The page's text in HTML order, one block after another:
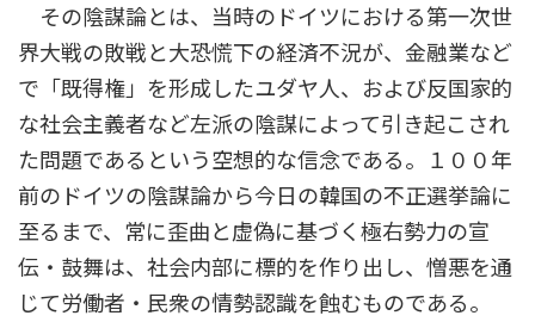
その陰謀論とは、当時のドイツにおける第一次世
界大戦の敗戦と大恐慌下の経済不況が、金融業など
で「既得権」を形成したユダヤ人、および反国家的
な社会主義者など左派の陰謀によって引き起こされ
た問題であるという空想的な信念である。１００年
前のドイツの陰謀論から今日の韓国の不正選挙論に
至るまで、常に歪曲と虚偽に基づく極右勢力の宣
伝・鼓舞は、社会内部に標的を作り出し、憎悪を通
じて労働者・民衆の情勢認識を蝕むものである。